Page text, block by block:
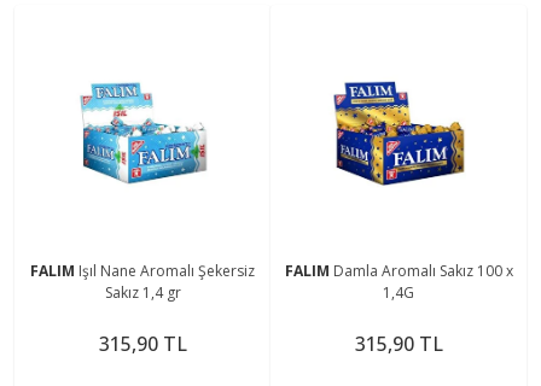
FALIM Işıl Nane Aromalı Şekersiz
Sakız 1,4 gr
315,90 TL
FALIM Damla Aromalı Sakız 100 x
1,4G
315,90 TL